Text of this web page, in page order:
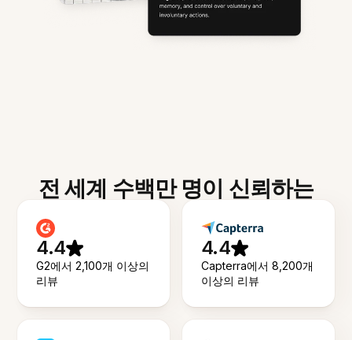
전 세계 수백만 명이 신뢰하는
4.4
G2에서 2,100개 이상의
리뷰
4.4
Capterra에서 8,200개
이상의 리뷰